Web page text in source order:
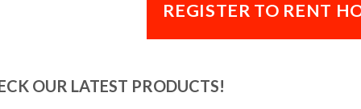
REGISTER TO RENT
OUR LATEST PRODUCTS!